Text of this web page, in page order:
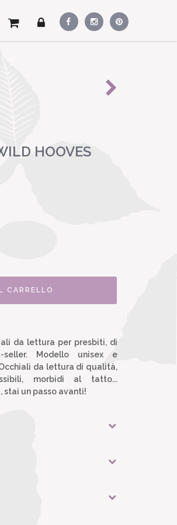
HOOVES
CARRELLO
da lettura per presbiti, di
seller. Modello unisex e
da lettura di qualità,
morbidi al tatto...
un passo avanti!